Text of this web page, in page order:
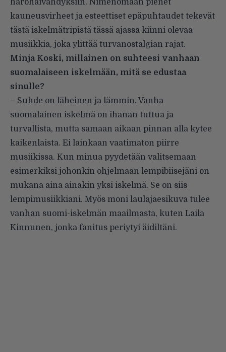
häröhäivähdyksiin. Nimenomaan pienet
kauneusvirheet ja esteettiset epäpuhtaudet tekevät
tästä iskelmätripistä tässä ajassa kiinni olevaa
musiikkia, joka ylittää turvanostalgian rajat.
Minja Koski, millainen on suhteesi vanhaan
suomalaiseen iskelmään, mitä se edustaa
sinulle?
– Suhde on läheinen ja lämmin. Vanha
suomalainen iskelmä on ihanan tuttua ja
turvallista, mutta samaan aikaan pinnan alla kytee
kaikenlaista. Ei lainkaan vaatimaton piirre
musiikissa. Kun minua pyydetään valitsemaan
esimerkiksi johonkin ohjelmaan lempibiisejäni on
mukana aina ainakin yksi iskelmä. Se on siis
lempimusiikkiani. Myös moni laulajaesikuva tulee
vanhan suomi-iskelmän maailmasta, kuten Laila
Kinnunen, jonka fanitus periytyi äidiltäni.